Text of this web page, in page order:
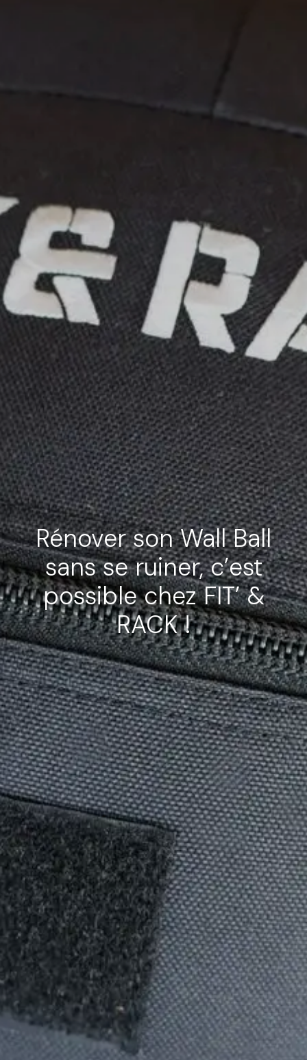
Rénover son Wall Ball
sans se ruiner, c’est
possible chez FIT’ &
RACK !